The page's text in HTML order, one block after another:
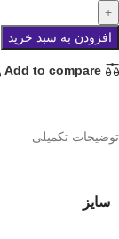
افزودن به سبد خرید
Add to compare
توضیحات تکمیلی
سایز